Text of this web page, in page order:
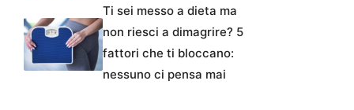
Ti sei messo a dieta ma
non riesci a dimagrire? 5
fattori che ti bloccano:
nessuno ci pensa mai